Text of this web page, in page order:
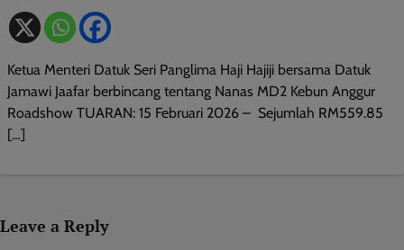
Ketua Menteri Datuk Seri Panglima Haji Hajiji bersama Datuk
Jamawi Jaafar berbincang tentang Nanas MD2 Kebun Anggur
Roadshow TUARAN: 15 Februari 2026 – Sejumlah RM559.85
[…]
Leave a Reply